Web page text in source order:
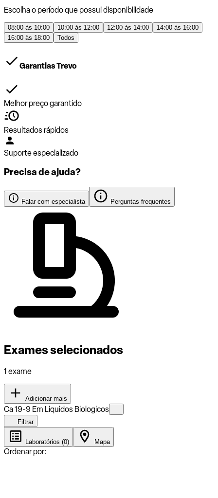
Escolha o período que possui disponibilidade
08:00 às 10:00 10:00 às 12:00 12:00 às 14:00
14:00 às 16:00
16:00 às 18:00
Todos
Garantias Trevo
Melhor preço garantido
Resultados rápidos
Suporte especializado
Precisa de ajuda?
Falar com especialista Perguntas frequentes
Exames selecionados
1 exame
Adicionar mais
Ca 19-9 Em Liquidos Biologicos
Filtrar
Laboratórios (0) Mapa
Ordenar por: